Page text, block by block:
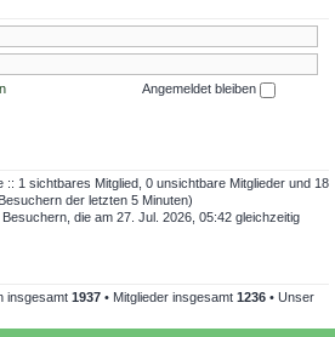
Angemeldet bleiben
:: 1 sichtbares Mitglied, 0 unsichtbare Mitglieder und 18
der letzten 5 Minuten)
Besuchern, die am 27. Jul. 2026, 05:42 gleichzeitig
insgesamt 1937 • Mitglieder insgesamt 1236 • Unser